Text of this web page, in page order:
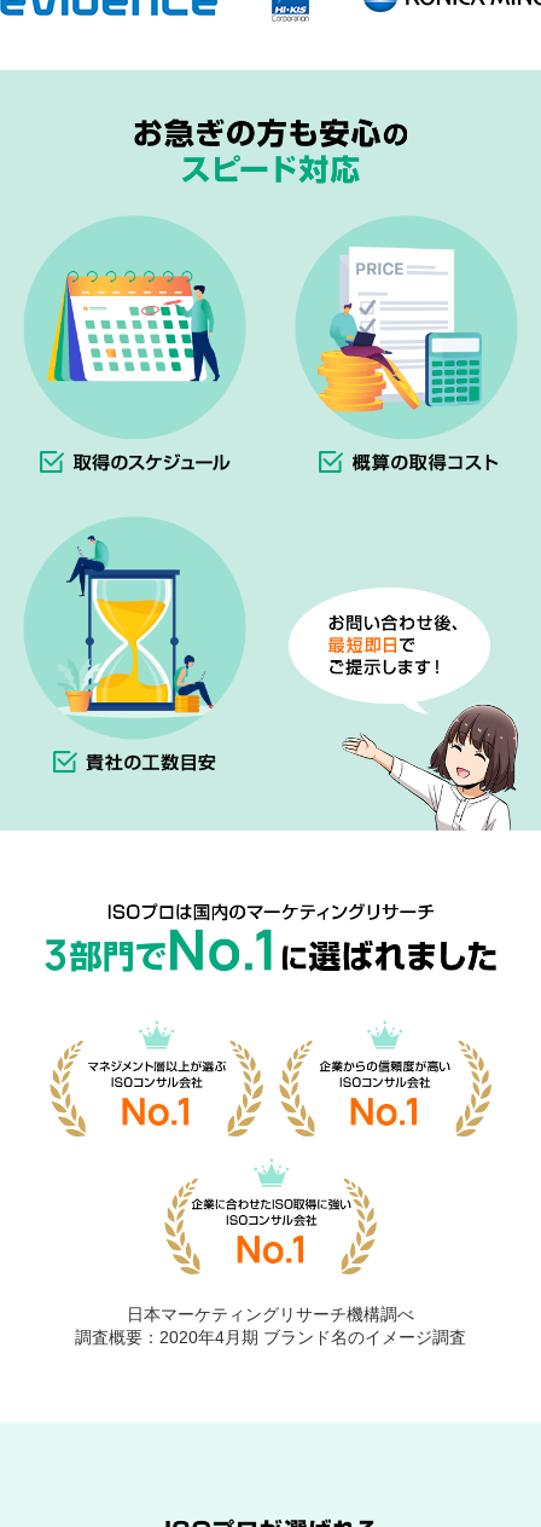
日本マーケティングリサーチ機構調べ
調査概要：2020年4月期 ブランド名のイメージ調査